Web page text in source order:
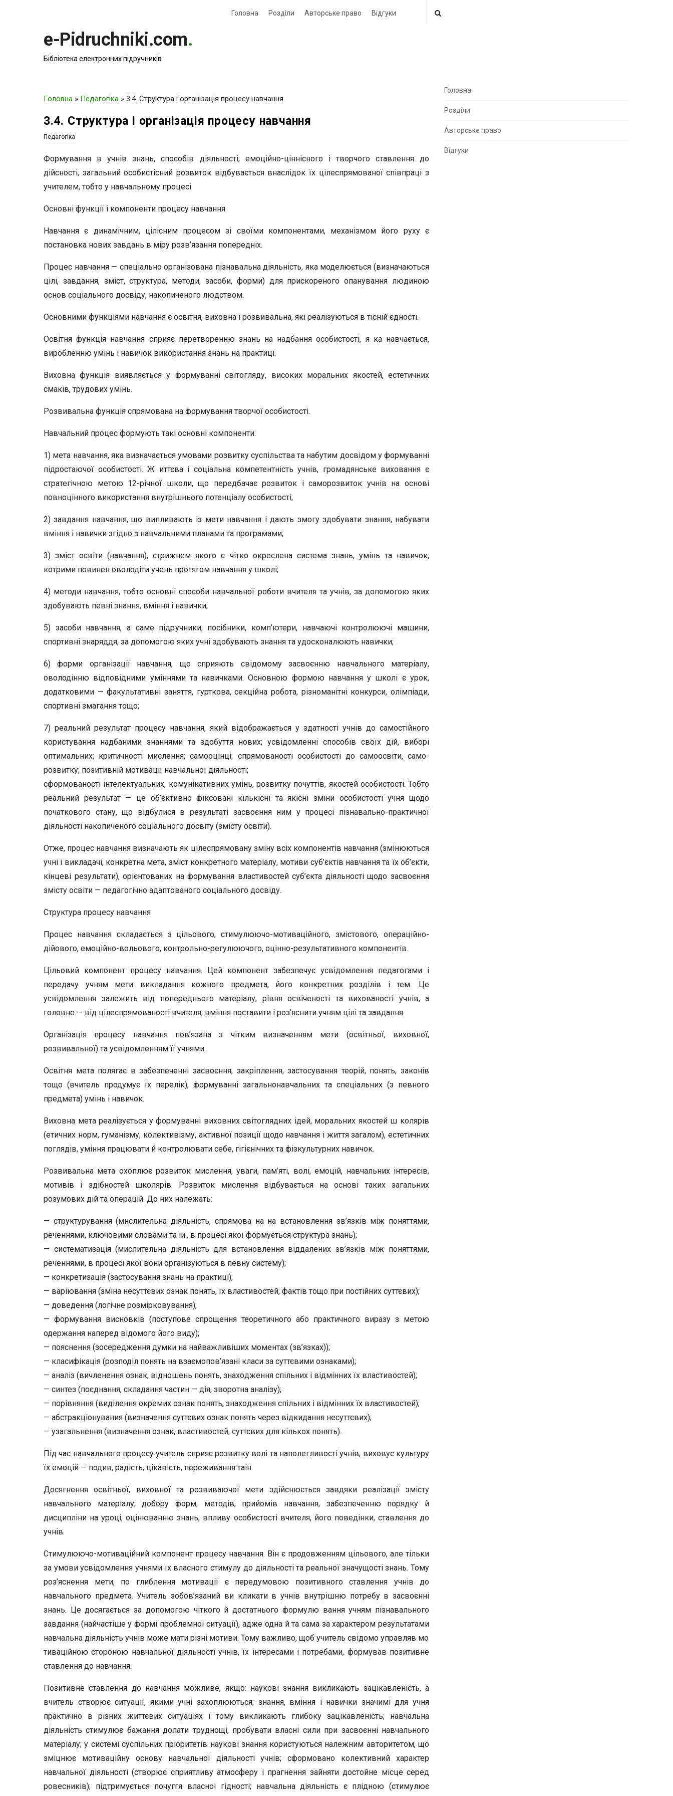
Головна Розділи Авторське право Відгуки
e-Pidruchniki.com.
Бібліотека електронних підручників
Головна » Педагогіка » 3.4. Структура і організація процесу навчання
3.4. Структура і організація процесу навчання
Педагогіка
Формування в учнів знань, способів діяльності, емо­ційно-ціннісного і творчого ставлення до
дійсності, загаль­ний особистісний розвиток відбувається внаслідок їх цілеспрямованої співпраці з
учителем, тобто у навчально­му процесі.
Основні функції і компоненти процесу навчання
Навчання є динамічним, цілісним процесом зі своїми компонентами, механізмом його руху є
постановка нових завдань в міру розв’язання попередніх.
Процес навчання — спеціально організована пізнавальна діяль­ність, яка моделюється (визначаються
цілі, завдання, зміст, струк­тура, методи, засоби, форми) для прискореного опанування люди­ною
основ соціального досвіду, накопиченого людством.
Основними функціями навчання є освітня, виховна і розвивальна, які реалізуються в тісній єдності.
Освітня функція навчання сприяє перетворенню знань на надбання особистості, я ка навчається,
виробленню умінь і навичок використання знань на практиці.
Виховна функція виявляється у формуванні світогляду, високих моральних якостей, естетичних
смаків, трудових умінь.
Розвивальна функція спрямована на формування твор­чої особистості.
Навчальний процес формують такі основні компоненти:
1) мета навчання, яка визначається умовами розвитку суспільства та набутим досвідом у формуванні
підростаючої особистості. Ж иттєва і соціальна компетентність учнів, гро­мадянське виховання є
стратегічною метою 12-річної шко­ли, що передбачає розвиток і саморозвиток учнів на основі
повноцінного використання внутрішнього потенціалу осо­бистості;
2) завдання навчання, що випливають із мети навчан­ня і дають змогу здобувати знання, набувати
вміння і нави­чки згідно з навчальними планами та програмами;
3) зміст освіти (навчання), стрижнем якого є чітко ок­реслена система знань, умінь та навичок,
котрими повинен оволодіти учень протягом навчання у школі;
4) методи навчання, тобто основні способи навчальної роботи вчителя та учнів, за допомогою яких
здобувають пе­вні знання, вміння і навички;
5) засоби навчання, а саме підручники, посібники, ком­п’ютери, навчаючі контролюючі машини,
спортивні знаря­ддя, за допомогою яких учні здобувають знання та удоско­налюють навички;
6) форми організації навчання, що сприяють свідомому засвоєнню навчального матеріалу,
оволодінню відповідни­ми уміннями та навичками. Основною формою навчання у школі є урок,
додатковими — факультативні заняття, гурт­кова, секційна робота, різноманітні конкурси, олімпіади,
спортивні змагання тощо;
7) реальний результат процесу навчання, який відобра­жається у здатності учнів до самостійного
користування над­баними знаннями та здобуття нових; усвідомленні способів своїх дій, виборі
оптимальних; критичності мислення; само­оцінці; спрямованості особистості до самоосвіти, само­
розвитку; позитивній мотивації навчальної діяльності;
сформованості інтелектуальних, комунікативних умінь, розвитку почуттів, якостей особистості. Тобто
реальний ре­зультат — це об’єктивно фіксовані кількісні та якісні зміни особистості учня щодо
початкового стану, що відбулися в результаті засвоєння ним у процесі пізнавально-практичної
діяльності накопиченого соціального досвіту (змісту освіти).
Отже, процес навчання визначають як цілеспрямовану зміну всіх компонентів навчання (змінюються
учні і викла­дачі, конкретна мета, зміст конкретного матеріалу, мотиви суб’єктів навчання та їх об’єкти,
кінцеві результати), оріє­нтованих на формування властивостей суб’єкта діяльності щодо засвоєння
змісту освіти — педагогічно адаптованого соціального досвіду.
Структура процесу навчання
Процес навчання складається з цільового, стимулюючо-мотиваційного, змістового, операційно-
дійового, емоційно-вольового, контрольно-регулюючого, оцінно-результатив­ного компонентів.
Цільовий компонент процесу навчання. Цей компонент забезпечує усвідомлення педагогами і
передачу учням мети викладання кожного предмета, його конкретних розділів і тем. Це
усвідомлення залежить від попереднього матеріа­лу, рівня освіченості та вихованості учнів, а
головне — від цілеспрямованості вчителя, вміння поставити і роз’яснити учням цілі та завдання.
Організація процесу навчання пов’язана з чітким визна­ченням мети (освітньої, виховної,
розвивальної) та усвідо­мленням її учнями.
Освітня мета полягає в забезпеченні засвоєння, закрі­плення, застосування теорій, понять, законів
тощо (вчитель продумує їх перелік); формуванні загальнонавчальних та спеціальних (з певного
предмета) умінь і навичок.
Виховна мета реалізується у формуванні виховних сві­тоглядних ідей, моральних якостей ш колярів
(етичних норм, гуманізму, колективізму, активної позиції щодо на­вчання і життя загалом), естетичних
поглядів, уміння пра­цювати й контролювати себе, гігієнічних та фізкультурних навичок.
Розвивальна мета охоплює розвиток мислення, уваги, пам’яті, волі, емоцій, навчальних інтересів,
мотивів і здібно­стей школярів. Розвиток мислення відбувається на основі таких загальних
розумових дій та операцій. До них належать:
— структурування (мнслительна діяльність, спрямова­ на на встановлення зв’язків між поняттями,
реченнями, ключовими словами та іи., в процесі якої формується стру­ктура знань);
— систематизація (мислительна діяльність для встано­влення віддалених зв’язків між поняттями,
реченнями, в процесі якої вони організуються в певну систему);
— конкретизація (застосування знань на практиці);
— варіювання (зміна несуттєвих ознак понять, їх влас­тивостей, фактів тощо при постійних суттєвих);
— доведення (логічне розмірковування);
— формування висновків (поступове спрощення теоре­тичного або практичного виразу з метою
одержання напе­ред відомого його виду);
— пояснення (зосередження думки на найважливіших моментах (зв’язках));
— класифікація (розподіл понять на взаємопов’язані класи за суттєвими ознаками);
— аналіз (вичленення ознак, відношень понять, знахо­дження спільних і відмінних їх властивостей);
— синтез (поєднання, складання частин — дія, зворот­на аналізу);
— порівняння (виділення окремих ознак понять, знахо­дження спільних і відмінних їх властивостей);
— абстракціонувания (визначення суттєвих ознак по­нять через відкидання несуттєвих);
— узагальнення (визначення ознак, властивостей, сут­тєвих для кількох понять).
Під час навчального процесу учитель сприяє розвитку волі та наполегливості учнів; виховує культуру
їх емоцій — подив, радість, цікавість, переживання таін.
Досягнення освітньої, виховної та розвиваючої мети здійснюється завдяки реалізації змісту
навчального мате­ріалу, добору форм, методів, прийомів навчання, забезпе­ченню порядку й
дисципліни на уроці, оцінюванню знань, впливу особистості вчителя, його поведінки, ставлення до
учнів.
Стимулюючо-мотиваційний компонент процесу навчання. Він є продовженням цільового, але тільки
за умови усвідомлення учнями їх власного стимулу до діяльності та реальної значущості знань. Тому
роз’яснення мети, по глиблення мотивації є передумовою позитивного ставлення учнів до
навчального предмета. Учитель зобов’язаний ви кликати в учнів внутрішню потребу в засвоєнні
знань. Це досягається за допомогою чіткого й достатнього формулю вання учням пізнавального
завдання (найчастіше у формі проблемної ситуації), адже одна й та сама за характером результатами
навчальна діяльність учнів може мати різні мотиви. Тому важливо, щоб учитель свідомо управляв мо
тиваційною стороною навчальної діяльності учнів, їх інтересами і потребами, формував позитивне
ставлення до навчання.
Позитивне ставлення до навчання можливе, якщо: нау­кові знання викликають зацікавленість, а
вчитель створює ситуації, якими учні захоплюються; знання, вміння і нави­чки значимі для учня
практично в різних життєвих ситуа­ціях і тому викликають глибоку зацікавленість; навчальна
діяльність стимулює бажання долати труднощі, пробувати власні сили при засвоєнні навчального
матеріалу; у системі суспільних пріоритетів наукові знання користуються нале­жним авторитетом, що
зміцнює мотиваційну основу навча­льної діяльності учнів; сформовано колективний характер
навчальної діяльності (створює сприятливу атмосферу і пра­гнення зайняти достойне місце серед
ровесників); підтри­мується почуггя власної гідності; навчальна діяльність є плі­дною (стимулює
S
e
S
Головна
Розділи
Авторське право
Відгуки